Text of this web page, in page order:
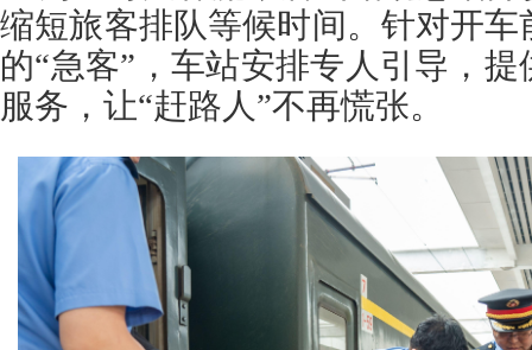
缩短旅客排队等候时间。针对开
的“急客”，车站安排专人引导，
服务，让“赶路人”不再慌张。